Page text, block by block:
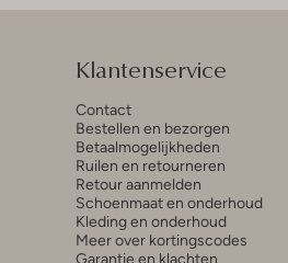
Klantenservice
Contact
Bestellen en bezorgen
Betaalmogelijkheden
Ruilen en retourneren
Retour aanmelden
Schoenmaat en onderhoud
Kleding en onderhoud
Meer over kortingscodes
Garantie en klachten